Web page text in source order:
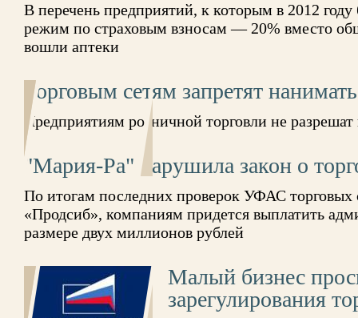
В перечень предприятий, к которым в 2012 году
режим по страховым взносам — 20% вместо
вошли аптеки
Торговым сетям запретят
Предприятиям розничной торговли не
"Мария-Ра" нарушила закон о
По итогам последних проверок УФАС
«Продсиб», компаниям придется выплатить
размере двух миллионов рублей
Малый бизнес
зарегулирования